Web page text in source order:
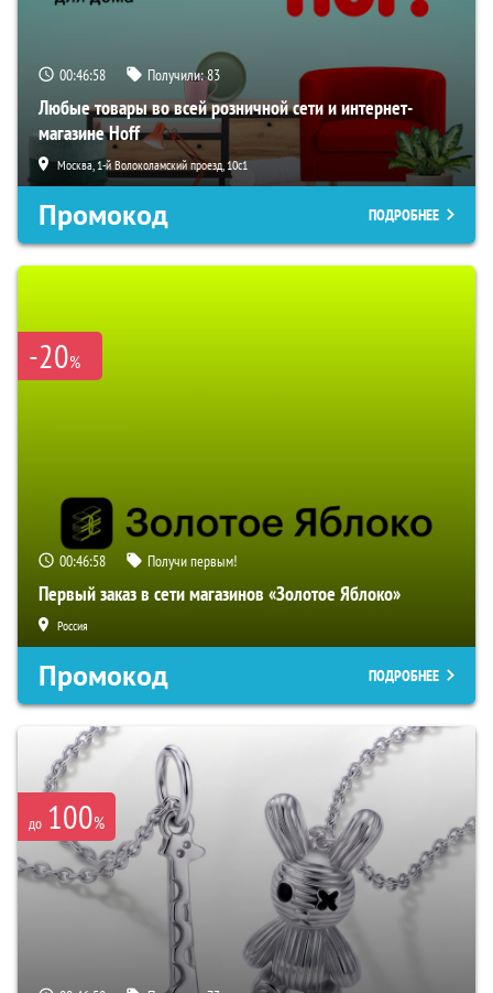
00:46:57 Получили:83
Любые товары во всей розничной сети и интернет-
магазине Hoff
Москва, 1-й Волоколамский проезд, 10с1
Промокод ПОДРОБНЕЕ
-20%
00:46:57 Получи первым!
Первый заказ в сети магазинов «Золотое Яблоко»
Россия
Промокод ПОДРОБНЕЕ
до 100%